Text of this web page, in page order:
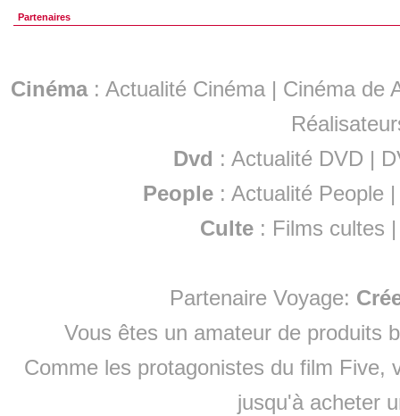
Partenaires
Cinéma: Actualité Cinéma | Cinéma de
Dvd : Actualité DVD |
People :Actualité People
Culte : Films cultes
Partenaire Voyage:
Vous êtes un amateur de produits
Comme les protagonistes du film Five,
jusqu'à acheter